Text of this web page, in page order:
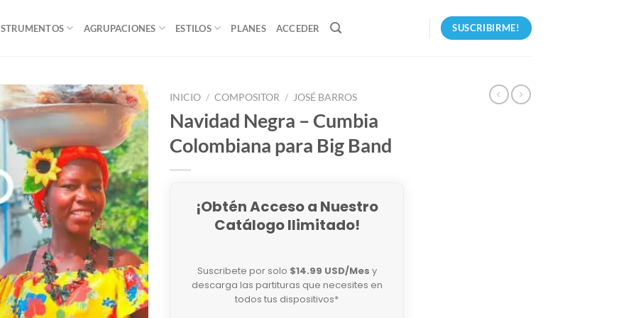
AGRUPACIONES ESTILOS PLANES ACCEDER SUSCRIBIRME!
INICIO / COMPOSITOR / JOSÉ BARROS
Navidad Negra – Cumbia
Colombiana para Big Band
¡Obtén Acceso a Nuestro
Catálogo Ilimitado!
Suscribete por solo $14.99 USD/Mes y
descarga las partituras que necesites en
todos tus dispositivos*